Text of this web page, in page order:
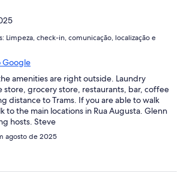
Limpeza, check-in, comunicação, localização e
Google
amenities are right outside. Laundry
store, grocery store, restaurants, bar, coffee
distance to Trams. If you are able to walk
to the main locations in Rua Augusta. Glenn
hosts. Steve
agosto de 2025